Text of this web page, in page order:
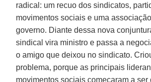
radical: um recuo dos sindicatos,
movimentos sociais e uma
governo. Diante dessa nova
sindical vira ministro e passa a
o amigo que deixou no sindicato.
problema, porque as principais
movimentos sociais começaram a ser